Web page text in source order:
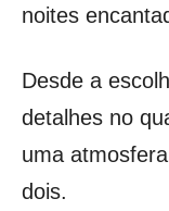
noites
Desde a
detalhes no
uma
dois.